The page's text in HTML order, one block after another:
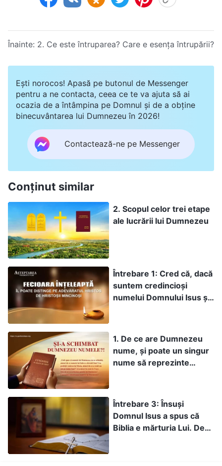
Înainte: 2. Ce este întruparea? Care e esența întrupării?
Ești norocos! Apasă pe butonul de Messenger
pentru a ne contacta, ceea ce te va ajuta să ai
ocazia de a întâmpina pe Domnul și de a obține
binecuvântarea lui Dumnezeu în 2026!
Contactează-ne pe Messenger
Conținut similar
2. Scopul celor trei etape
ale lucrării lui Dumnezeu
Întrebare 1: Cred că, dacă
suntem credincioși
numelui Domnului Isus și
Hristoșilor mincinoși,
dacă suntem atenți cât
așteptăm, atunci Domnul
ne va oferi revelații când
Domnului pentru a fi
răpiți. Domnul Isus a
spus: „Atunci, de vă va
1. De ce are Dumnezeu
nume, și poate un singur
nume să reprezinte
Întrebare 3: Însuși
Domnul Isus a spus că
Biblia e mărturia Lui. De-